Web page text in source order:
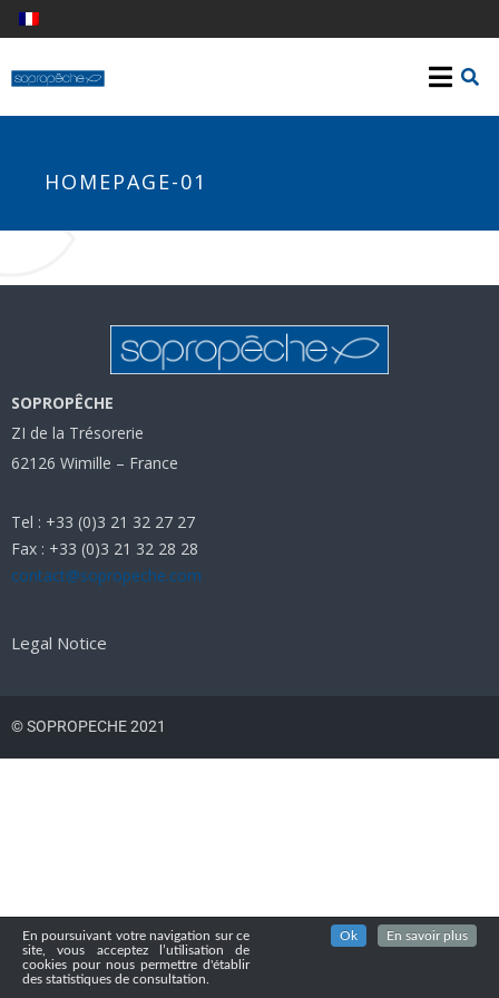
HOMEPAGE-01
SOPROPÊCHE
ZI de la Trésorerie
62126 Wimille – France
Tel : +33 (0)3 21 32 27 27
Fax : +33 (0)3 21 32 28 28
contact@sopropeche.com
Legal Notice
© SOPROPECHE 2021
En poursuivant votre navigation sur ce
site, vous acceptez l’utilisation de
cookies pour nous permettre d'établir
des statistiques de consultation.
Ok En savoir plus